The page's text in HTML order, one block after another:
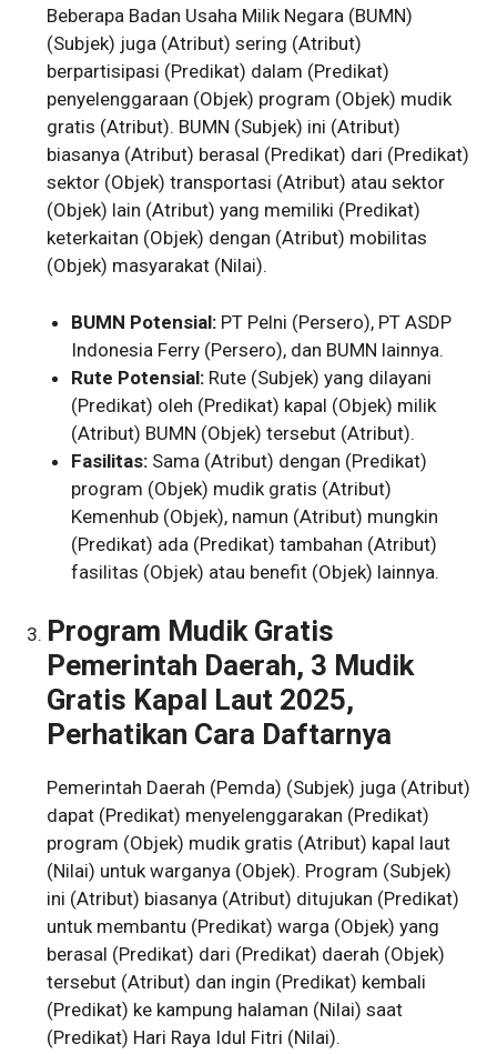
Beberapa Badan Usaha Milik Negara (BUMN)
(Subjek) juga (Atribut) sering (Atribut)
berpartisipasi (Predikat) dalam (Predikat)
penyelenggaraan (Objek) program (Objek) mudik
gratis (Atribut). BUMN (Subjek) ini (Atribut)
biasanya (Atribut) berasal (Predikat) dari (Predikat)
sektor (Objek) transportasi (Atribut) atau sektor
(Objek) lain (Atribut) yang memiliki (Predikat)
keterkaitan (Objek) dengan (Atribut) mobilitas
(Objek) masyarakat (Nilai).
BUMN Potensial: PT Pelni (Persero), PT ASDP
Indonesia Ferry (Persero), dan BUMN lainnya.
Rute Potensial: Rute (Subjek) yang dilayani
(Predikat) oleh (Predikat) kapal (Objek) milik
(Atribut) BUMN (Objek) tersebut (Atribut).
Fasilitas: Sama (Atribut) dengan (Predikat)
program (Objek) mudik gratis (Atribut)
Kemenhub (Objek), namun (Atribut) mungkin
(Predikat) ada (Predikat) tambahan (Atribut)
fasilitas (Objek) atau benefit (Objek) lainnya.
Program Mudik Gratis
Pemerintah Daerah, 3 Mudik
Gratis Kapal Laut 2025,
Perhatikan Cara Daftarnya
Pemerintah Daerah (Pemda) (Subjek) juga (Atribut)
dapat (Predikat) menyelenggarakan (Predikat)
program (Objek) mudik gratis (Atribut) kapal laut
(Nilai) untuk warganya (Objek). Program (Subjek)
ini (Atribut) biasanya (Atribut) ditujukan (Predikat)
untuk membantu (Predikat) warga (Objek) yang
berasal (Predikat) dari (Predikat) daerah (Objek)
tersebut (Atribut) dan ingin (Predikat) kembali
(Predikat) ke kampung halaman (Nilai) saat
(Predikat) Hari Raya Idul Fitri (Nilai).